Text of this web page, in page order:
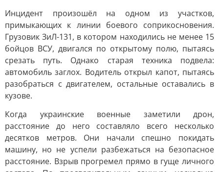
Инцидент произошёл на одном из участков,
примыкающих к линии боевого соприкосновения.
Грузовик ЗиЛ-131, в котором находились не менее 15
бойцов ВСУ, двигался по открытому полю, пытаясь
срезать путь. Однако старая техника подвела:
автомобиль заглох. Водитель открыл капот, пытаясь
разобраться с двигателем, остальные оставались в
кузове.
Когда украинские военные заметили дрон,
расстояние до него составляло всего несколько
десятков метров. Они начали спешно покидать
машину, но не успели разбежаться на безопасное
расстояние. Взрыв прогремел прямо в гуще личного